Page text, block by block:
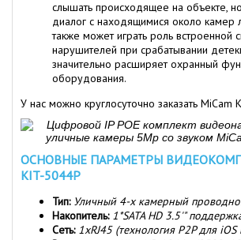
слышать происходящее на объекте, но
диалог с находящимися около
также может играть роль встроенной
нарушителей при срабатывании
значительно расширяет охранный
оборудования.
У нас можно круглосуточно заказать MiCam
ОСНОВНЫЕ ПАРАМЕТРЫ
KIT-5044P
Тип: Уличный 4-х камерный
Накопитель: 1*SATA HD 3.5'"
Сеть: 1хRJ45 (технология P2P для